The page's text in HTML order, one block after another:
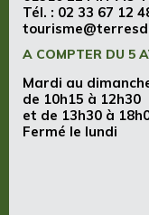
Tél. : 02 33 67 12
A COMPTER DU 5
Mardi au
de 10h15 à 12h30
et de 13h30 à
Fermé le lundi